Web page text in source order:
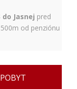
Jasnej pred
od penziónu